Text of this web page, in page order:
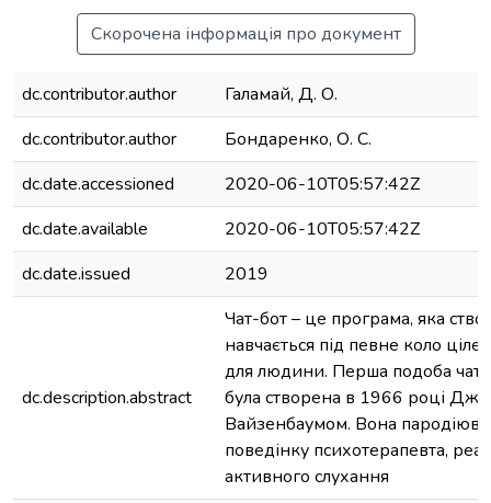
Скорочена інформація про документ
dc.contributor.author
Галамай, Д. О.
dc.contributor.author
Бондаренко, О. С.
dc.date.accessioned
2020-06-10T05:57:42Z
dc.date.available
2020-06-10T05:57:42Z
dc.date.issued
2019
dc.description.abstract
Чат-бот – це програма, яка
навчається під певне коло
для людини. Перша подоба чат-
була створена в 1966 році
Вайзенбаумом. Вона
поведінку психотерапевта,
активного слухання